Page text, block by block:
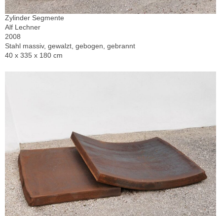
Zylinder Segmente
Alf Lechner
2008
Stahl massiv, gewalzt, gebogen, gebrannt
40 x 335 x 180 cm